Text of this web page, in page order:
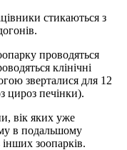
стикаються з
проводяться
клінічні
зверталися для 12
цироз печінки).
вік яких уже
в подальшому
зоопарків.